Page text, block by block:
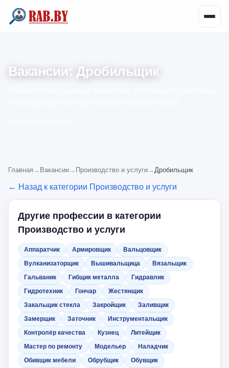
Вакансии: Дробильщик
Главная → Вакансии→ Производство и услуги→ Дробильщик
← Назад к категории Производство и услуги
Другие профессии в категории
Производство и услуги
Аппаратчик Армировщик
Вальцовщик
Вулканизаторщик
Вышивальщица
Вязальщик
Гальваник
Гибщик металла
Гидравлик
Гидротехник
Гончар
Жестянщик
Закальщик стекла
Закройщик
Заливщик
Замерщик
Заточник
Инструментальщик
Контролёр качества
Кузнец
Литейщик
Мастер по ремонту
Модельер
Наладчик
Обивщик мебели
Обрубщик
Обувщик